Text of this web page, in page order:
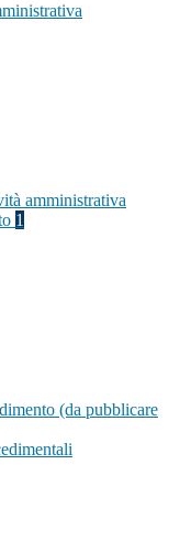
amministrativa
1
(da pubblicare